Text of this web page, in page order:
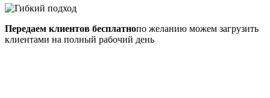
Передаем клиентов бесплатнопо желанию можем загрузить
клиентами на полный рабочий день